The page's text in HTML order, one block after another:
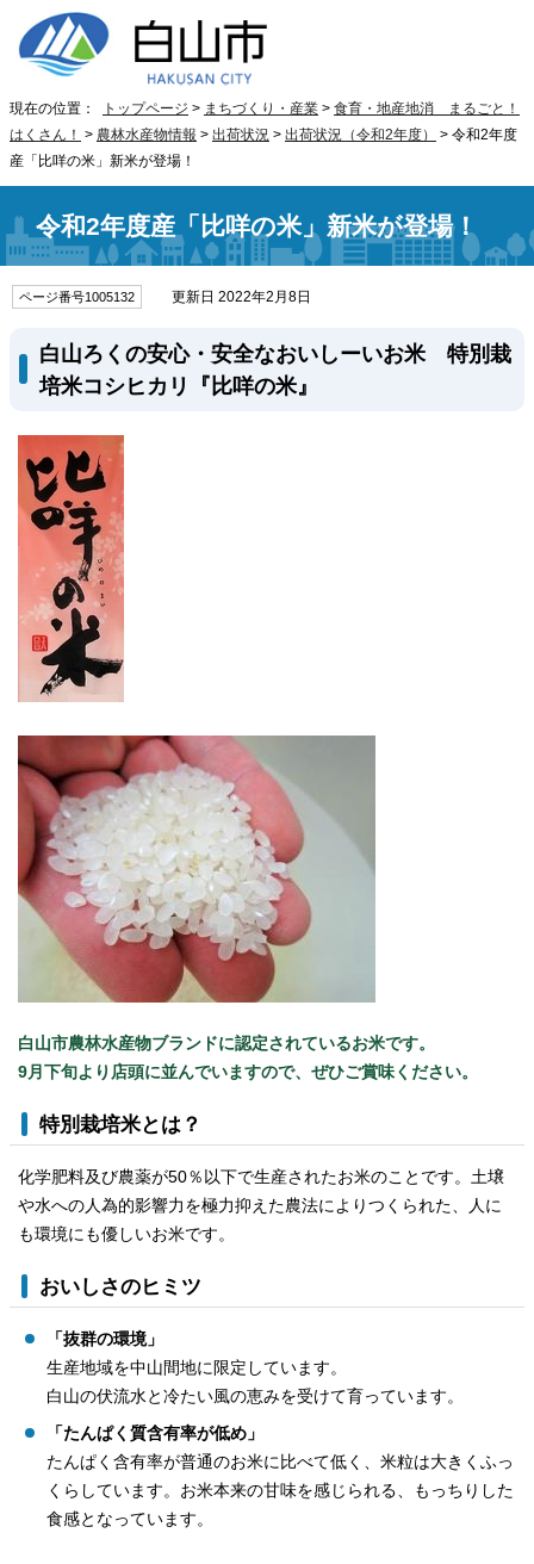
現在の位置： トップページ > まちづくり・産業 > 食育・地産地消 まるごと！
はくさん！ > 農林水産物情報 > 出荷状況 > 出荷状況（令和2年度）
> 令和2年度
産「比咩の米」新米が登場！
令和2年度産「比咩の米」新米が登場！
ページ番号1005132 更新日 2022年2月8日
白山ろくの安心・安全なおいしーいお米 特別栽
培米コシヒカリ『比咩の米』
白山市農林水産物ブランドに認定されているお米です。
9月下旬より店頭に並んでいますので、ぜひご賞味ください。
特別栽培米とは？
化学肥料及び農薬が50％以下で生産されたお米のことです。土壌
や水への人為的影響力を極力抑えた農法によりつくられた、人に
も環境にも優しいお米です。
おいしさのヒミツ
「抜群の環境」
生産地域を中山間地に限定しています。
白山の伏流水と冷たい風の恵みを受けて育っています。
「たんぱく質含有率が低め」
たんぱく含有率が普通のお米に比べて低く、米粒は大きくふっ
くらしています。お米本来の甘味を感じられる、もっちりした
食感となっています。